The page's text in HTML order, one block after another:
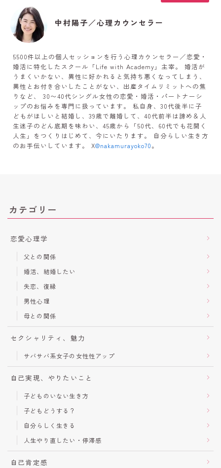
中村陽子／心理カウンセラー
5500件以上の個人セッションを行う心理カウンセラー／恋愛・
婚活に特化したスクール「Life with Academy」主宰。 婚活が
うまくいかない、異性に好かれると気持ち悪くなってしまう、
異性とお付き合いしたことがない、出産タイムリミットへの焦
りなど、 30〜40代シングル女性の恋愛・婚活・パートナーシ
ップのお悩みを専門に扱っています。 私自身、30代後半に子
どもがほしいと結婚し、39歳で離婚して、40代前半は諦め＆人
生迷子のどん底期を味わい、45歳から「50代、60代でも花開く
人生」をつくりはじめて、今にいたります。 自分らしい生き方
のお手伝いしています。 X@nakamurayoko70。
カテゴリー
恋愛心理学
父との関係
婚活、結婚したい
失恋、復縁
男性心理
母との関係
セクシャリティ、魅力
サバサバ系女子の女性性アップ
自己実現、やりたいこと
子どものいない生き方
子どもどうする？
自分らしく生きる
人生やり直したい・停滞感
自己肯定感